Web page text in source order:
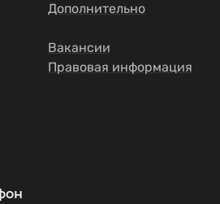
Дополнительно
Вакансии
Правовая информация